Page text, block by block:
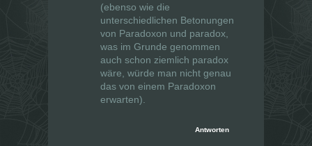
(ebenso wie die
unterschiedlichen Betonungen
von Paradoxon und paradox,
was im Grunde genommen
auch schon ziemlich paradox
wäre, würde man nicht genau
das von einem Paradoxon
erwarten).
Antworten